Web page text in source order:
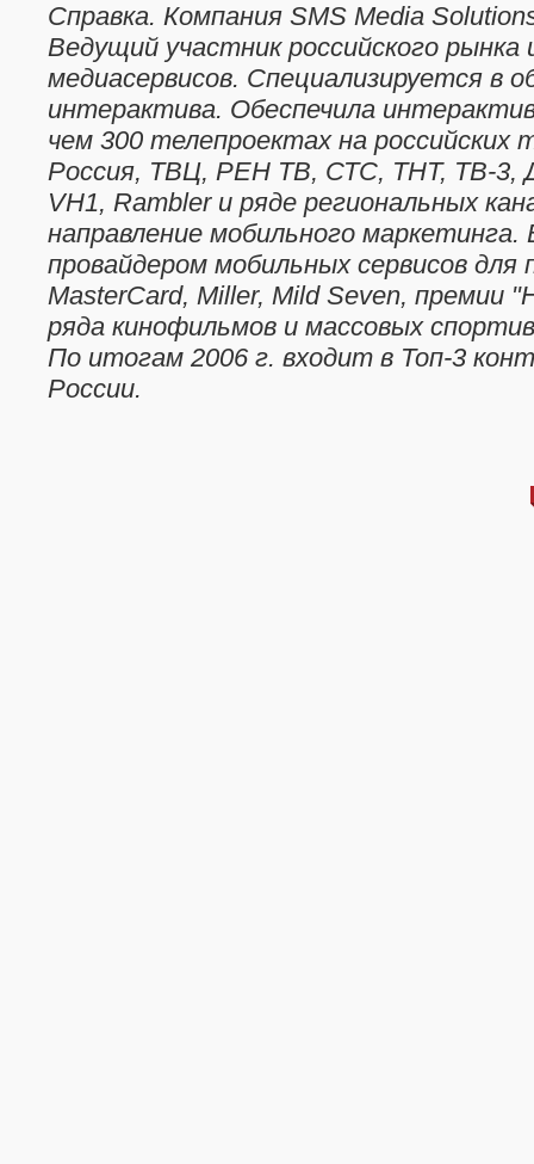
Справка. Компания SMS Media
Ведущий участник российского
медиасервисов. Специализируется в
интерактива. Обеспечила
чем 300 телепроектах на российских
Россия, ТВЦ, РЕН ТВ, СТС, ТНТ, ТВ-3,
VH1, Rambler и ряде региональных
направление мобильного
провайдером мобильных сервисов для
MasterCard, Miller, Mild Seven, премии
ряда кинофильмов и массовых
По итогам 2006 г. входит в Топ-3
России.